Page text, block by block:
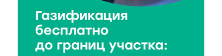
Тверские экологи сняли на видео медвежий обед
8 Авг 2026 14:14 476
Виталий Королев запустил веловолну на Волге в